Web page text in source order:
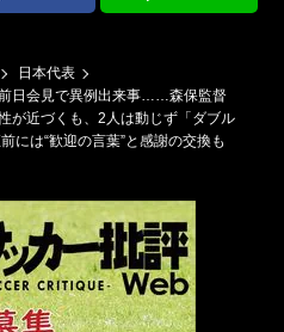
日本代表
日会見で異例出来事……森保監督
が近づくも、2人は動じず「ダブル
には“歓迎の言葉”と感謝の交換も